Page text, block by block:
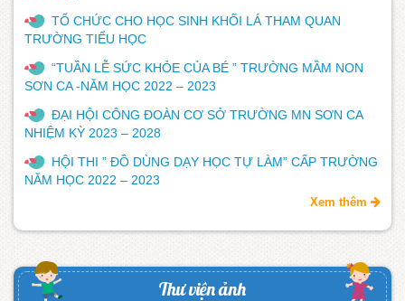
TỔ CHỨC CHO HỌC SINH KHỐI LÁ THAM QUAN
TRƯỜNG TIỂU HỌC
“TUẦN LỄ SỨC KHỎE CỦA BÉ ” TRƯỜNG MẦM NON
SƠN CA -NĂM HỌC 2022 – 2023
ĐẠI HỘI CÔNG ĐOÀN CƠ SỞ TRƯỜNG MN SƠN CA
NHIỆM KỲ 2023 – 2028
HỘI THI ” ĐỒ DÙNG DẠY HỌC TỰ LÀM” CẤP TRƯỜNG
NĂM HỌC 2022 – 2023
Xem thêm
Thư viện ảnh